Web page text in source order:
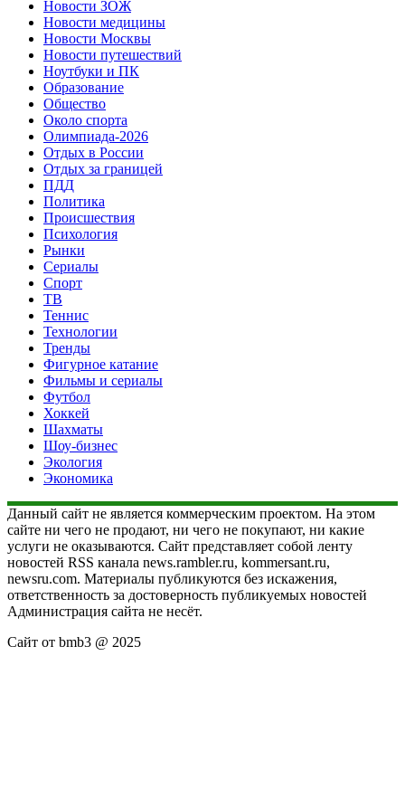
Новости ЗОЖ
Новости медицины
Новости Москвы
Новости путешествий
Ноутбуки и ПК
Образование
Общество
Около спорта
Олимпиада-2026
Отдых в России
Отдых за границей
ПДД
Политика
Происшествия
Психология
Рынки
Сериалы
Спорт
ТВ
Теннис
Технологии
Тренды
Фигурное катание
Фильмы и сериалы
Футбол
Хоккей
Шахматы
Шоу-бизнес
Экология
Экономика
Данный сайт не является коммерческим проектом. На этом
сайте ни чего не продают, ни чего не покупают, ни какие
услуги не оказываются. Сайт представляет собой ленту
новостей RSS канала news.rambler.ru, kommersant.ru,
newsru.com. Материалы публикуются без искажения,
ответственность за достоверность публикуемых новостей
Администрация сайта не несёт.
Сайт от bmb3 @ 2025